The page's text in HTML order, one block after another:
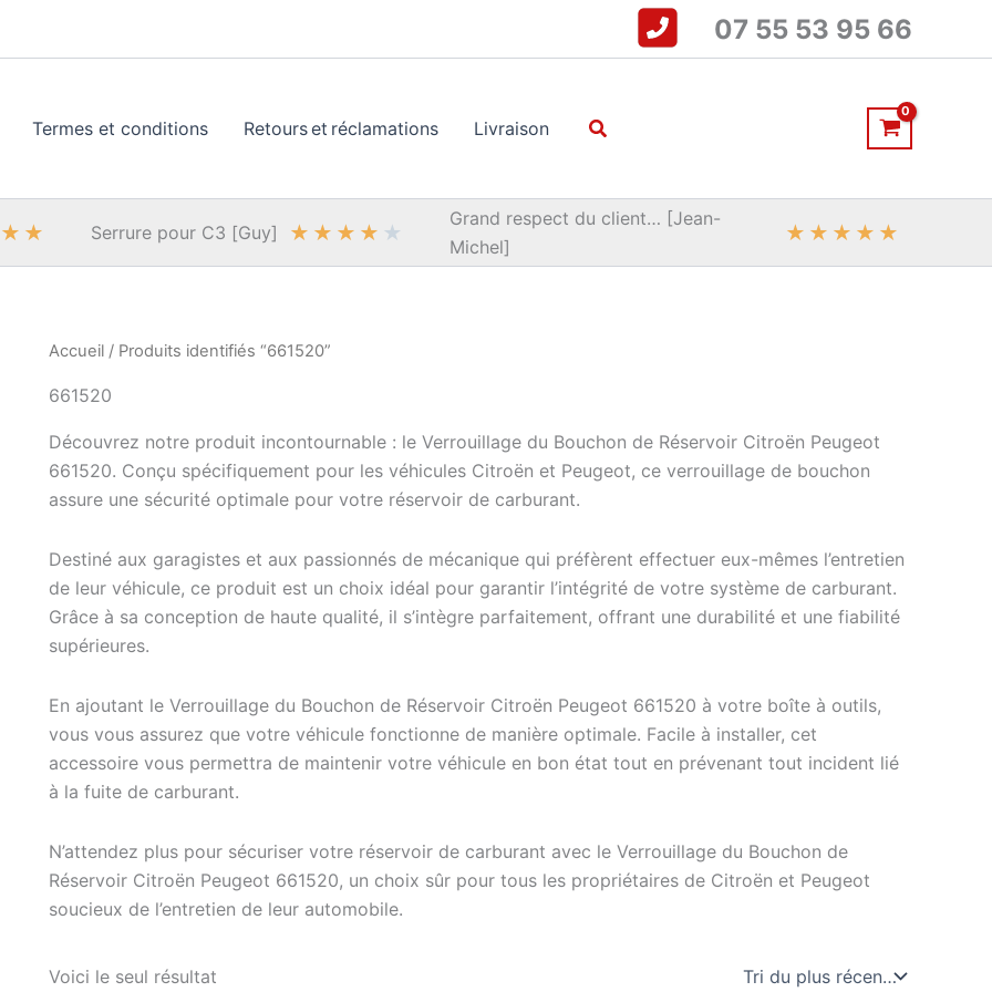
07 55 53 95 66
Termes et conditions Retours et réclamations Livraison Rechercher
★ ★ Serrure pour C3 [Guy] ★ ★ ★ ★ ★
Grand respect du client… [Jean-
Michel]
★ ★ ★ ★ ★
Accueil / Produits identifiés “661520”
661520
Découvrez notre produit incontournable : le Verrouillage du Bouchon de Réservoir Citroën Peugeot
661520. Conçu spécifiquement pour les véhicules Citroën et Peugeot, ce verrouillage de bouchon
assure une sécurité optimale pour votre réservoir de carburant.
Destiné aux garagistes et aux passionnés de mécanique qui préfèrent effectuer eux-mêmes l’entretien
de leur véhicule, ce produit est un choix idéal pour garantir l’intégrité de votre système de carburant.
Grâce à sa conception de haute qualité, il s’intègre parfaitement, offrant une durabilité et une fiabilité
supérieures.
En ajoutant le Verrouillage du Bouchon de Réservoir Citroën Peugeot 661520 à votre boîte à outils,
vous vous assurez que votre véhicule fonctionne de manière optimale. Facile à installer, cet
accessoire vous permettra de maintenir votre véhicule en bon état tout en prévenant tout incident lié
à la fuite de carburant.
N’attendez plus pour sécuriser votre réservoir de carburant avec le Verrouillage du Bouchon de
Réservoir Citroën Peugeot 661520, un choix sûr pour tous les propriétaires de Citroën et Peugeot
soucieux de l’entretien de leur automobile.
Voici le seul résultat